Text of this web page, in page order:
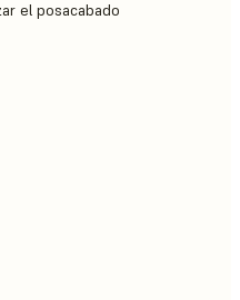
el posacabado